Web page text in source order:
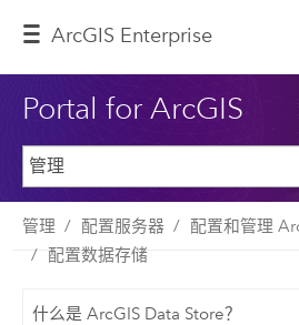
ArcGIS Enterprise
Portal for ArcGIS
管理 配置服务器
配置和管理
配置数据存储
什么是 ArcGIS Data Store？